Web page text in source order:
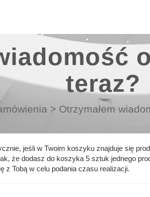
teraz?
> Otrzymałem
jeśli w Twoim koszyku znajduje się
że dodasz do koszyka 5 sztuk jednego
z Tobą w celu podania czasu realizacji.